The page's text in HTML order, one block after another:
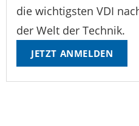
die wichtigsten VDI
der Welt der Technik.
JETZT ANMELDEN